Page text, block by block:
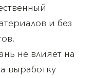
и без
не влияет на
выработку